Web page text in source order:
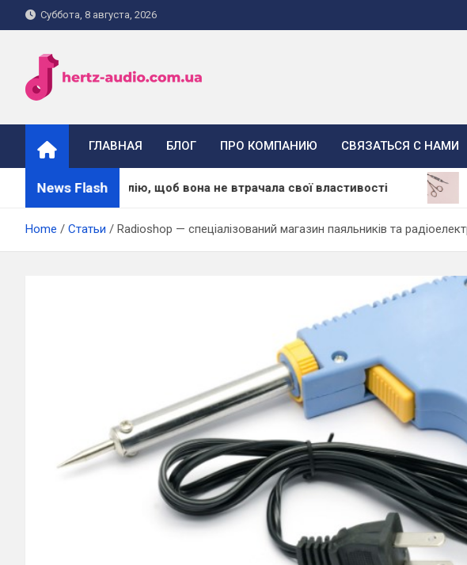
to
Суббота, 8 августа, 2026
hertz-audio.com.ua
ГЛАВНАЯ БЛОГ ПРО КОМПАНИЮ СВЯЗАТЬСЯ С НАМИ
News Flash
масажну олію, щоб вона не втрачала свої властивості
Home Статьи Radioshop — спеціалізований магазин паяльників та